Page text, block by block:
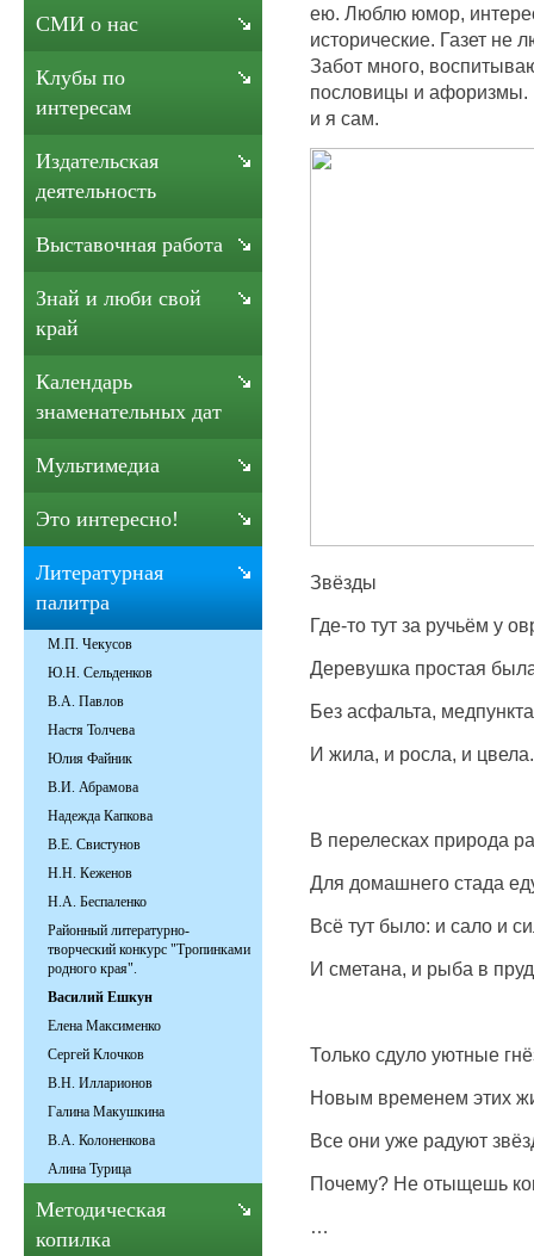
ею. Люблю юмор,
исторические. Газет не
Забот много,
пословицы и афоризмы.
и я сам.
Звёзды
Где-то тут за ручьём у
Деревушка простая
Без асфальта,
И жила, и росла, и цвела.
В перелесках природа
Для домашнего стада
Всё тут было: и сало и
И сметана, и рыба в
Только сдуло уютные
Новым временем этих
Все они уже радуют
Почему? Не отыщешь
СМИ о нас
Клубы по
интересам
Издательская
деятельность
Выставочная работа
Знай и люби свой
край
Календарь
знаменательных дат
Мультимедиа
Это интересно!
Литературная
палитра
М.П. Чекусов
Ю.Н. Сельденков
В.А. Павлов
Настя Толчева
Юлия Файник
В.И. Абрамова
Надежда Капкова
В.Е. Свистунов
Н.Н. Кеженов
Н.А. Беспаленко
Районный литературно-
творческий конкурс "Тропинками
родного края".
Василий Ешкун
Елена Максименко
Сергей Клочков
В.Н. Илларионов
Галина Макушкина
В.А. Колоненкова
Алина Турица
Методическая
копилка